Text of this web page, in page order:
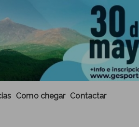
Como chegar Contactar